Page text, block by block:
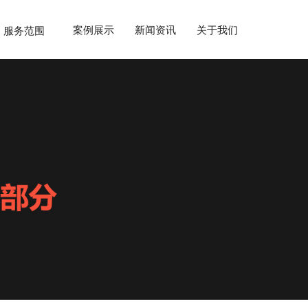
服务范围 案例展示 新闻资讯 关于我们